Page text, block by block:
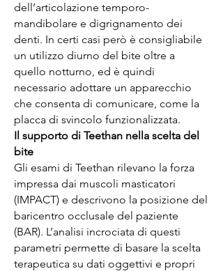
dell’articolazione temporo-
mandibolare e digrignamento dei
denti. In certi casi però è consigliabile
un utilizzo diurno del bite oltre a
quello notturno, ed è quindi
necessario adottare un apparecchio
che consenta di comunicare, come la
placca di svincolo funzionalizzata.
Il supporto di Teethan nella scelta del
bite
Gli esami di Teethan rilevano la forza
impressa dai muscoli masticatori
(IMPACT) e descrivono la posizione del
baricentro occlusale del paziente
(BAR). L’analisi incrociata di questi
parametri permette di basare la scelta
terapeutica su dati oggettivi e propri